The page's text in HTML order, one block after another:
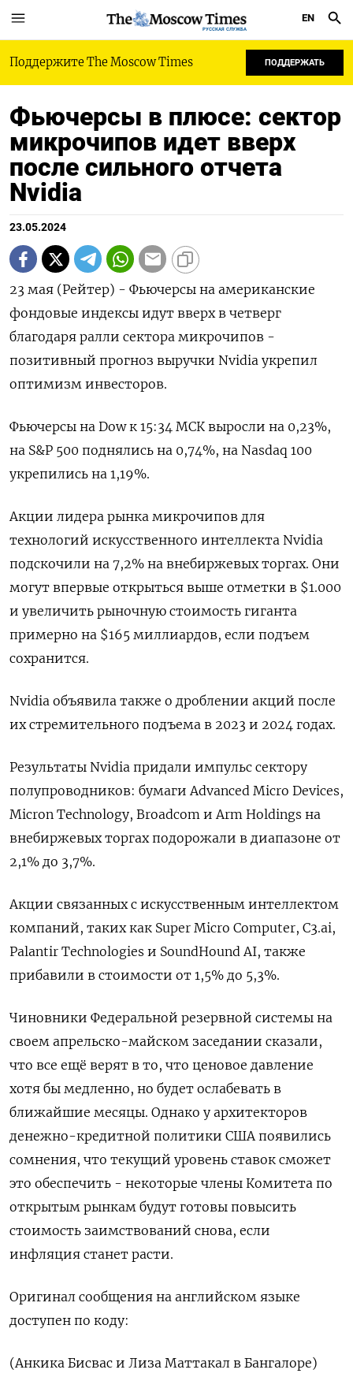
РУССКАЯ СЛУЖБА
EN
Поддержите The Moscow Times ПОДДЕРЖАТЬ
Фьючерсы в плюсе: сектор
микрочипов идет вверх
после сильного отчета
Nvidia
23.05.2024
23 мая (Рейтер) - Фьючерсы на американские
фондовые индексы идут вверх в четверг
благодаря ралли сектора микрочипов -
позитивный прогноз выручки Nvidia укрепил
оптимизм инвесторов.
Фьючерсы на Dow к 15:34 МСК выросли на 0,23%,
на S&P 500 поднялись на 0,74%, на Nasdaq 100
укрепились на 1,19%.
Акции лидера рынка микрочипов для
технологий искусственного интеллекта Nvidia
подскочили на 7,2% на внебиржевых торгах. Они
могут впервые открыться выше отметки в $1.000
и увеличить рыночную стоимость гиганта
примерно на $165 миллиардов, если подъем
сохранится.
Nvidia объявила также о дроблении акций после
их стремительного подъема в 2023 и 2024 годах.
Результаты Nvidia придали импульс сектору
полупроводников: бумаги Advanced Micro Devices,
Micron Technology, Broadcom и Arm Holdings на
внебиржевых торгах подорожали в диапазоне от
2,1% до 3,7%.
Акции связанных с искусственным интеллектом
компаний, таких как Super Micro Computer, C3.ai,
Palantir Technologies и SoundHound AI, также
прибавили в стоимости от 1,5% до 5,3%.
Чиновники Федеральной резервной системы на
своем апрельско-майском заседании сказали,
что все ещё верят в то, что ценовое давление
хотя бы медленно, но будет ослабевать в
ближайшие месяцы. Однако у архитекторов
денежно-кредитной политики США появились
сомнения, что текущий уровень ставок сможет
это обеспечить - некоторые члены Комитета по
открытым рынкам будут готовы повысить
стоимость заимствований снова, если
инфляция станет расти.
Оригинал сообщения на английском языке
доступен по коду:
(Анкика Бисвас и Лиза Маттакал в Бангалоре)